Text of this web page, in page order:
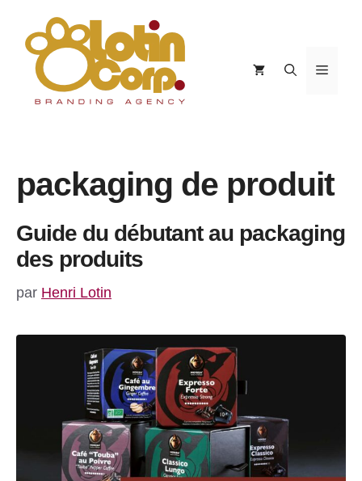
contenu
Menu
packaging de produit
Guide du débutant au packaging
des produits
par Henri Lotin